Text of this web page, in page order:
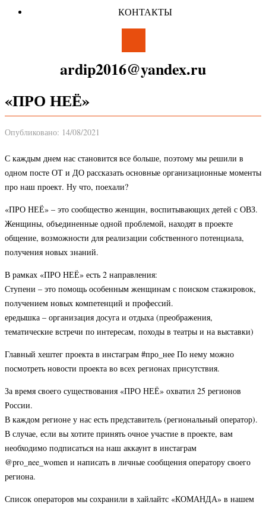
КОНТАКТЫ
ardip2016@yandex.ru
«ПРО НЕЁ»
Опубликовано: 14/08/2021
С каждым днем нас становится все больше, поэтому мы решили в
одном посте ОТ и ДО рассказать основные организационные моменты
про наш проект. Ну что, поехали?
«ПРО НЕЁ» – это сообщество женщин, воспитывающих детей с ОВЗ.
Женщины, объединенные одной проблемой, находят в проекте
общение, возможности для реализации собственного потенциала,
получения новых знаний.
В рамках «ПРО НЕЁ» есть 2 направления:
Ступени – это помощь особенным женщинам с поиском стажировок,
получением новых компетенций и профессий.
ередышка – организация досуга и отдыха (преображения,
тематические встречи по интересам, походы в театры и на выставки)
Главный хештег проекта в инстаграм #про_нее По нему можно
посмотреть новости проекта во всех регионах присутствия.
За время своего существования «ПРО НЕЁ» охватил 25 регионов
России.
В каждом регионе у нас есть представитель (региональный оператор).
В случае, если вы хотите принять очное участие в проекте, вам
необходимо подписаться на наш аккаунт в инстаграм
@pro_nee_women и написать в личные сообщения оператору своего
региона.
Список операторов мы сохранили в хайлайтс «КОМАНДА» в нашем